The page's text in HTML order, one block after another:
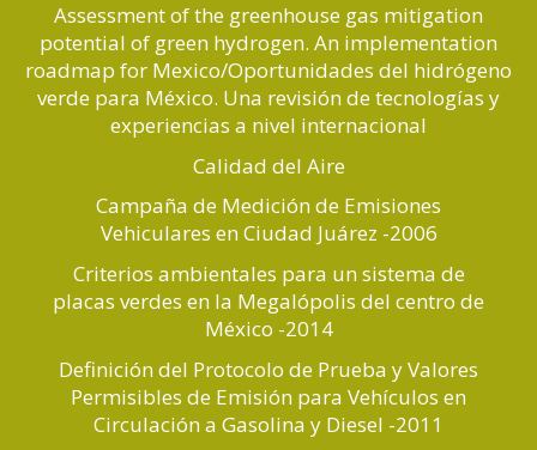
Assessment of the greenhouse gas mitigation
potential of green hydrogen. An implementation
roadmap for Mexico/Oportunidades del hidrógeno
verde para México. Una revisión de tecnologías y
experiencias a nivel internacional
Calidad del Aire
Campaña de Medición de Emisiones
Vehiculares en Ciudad Juárez -2006
Criterios ambientales para un sistema de
placas verdes en la Megalópolis del centro de
México -2014
Definición del Protocolo de Prueba y Valores
Permisibles de Emisión para Vehículos en
Circulación a Gasolina y Diesel -2011